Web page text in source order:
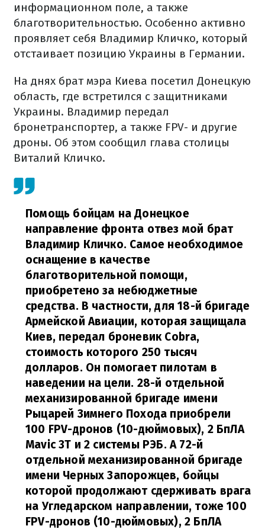
информационном поле, а также
благотворительностью. Особенно активно
проявляет себя Владимир Кличко, который
отстаивает позицию Украины в Германии.
На днях брат мэра Киева посетил Донецкую
область, где встретился с защитниками
Украины. Владимир передал
бронетранспортер, а также FPV- и другие
дроны. Об этом сообщил глава столицы
Виталий Кличко.
Помощь бойцам на Донецкое
направление фронта отвез мой брат
Владимир Кличко. Самое необходимое
оснащение в качестве
благотворительной помощи,
приобретено за небюджетные
средства. В частности, для 18-й бригаде
Армейской Авиации, которая защищала
Киев, передал броневик Cobra,
стоимость которого 250 тысяч
долларов. Он помогает пилотам в
наведении на цели. 28-й отдельной
механизированной бригаде имени
Рыцарей Зимнего Похода приобрели
100 FPV-дронов (10-дюймовых), 2 БпЛА
Mavic 3Т и 2 системы РЭБ. А 72-й
отдельной механизированной бригаде
имени Черных Запорожцев, бойцы
которой продолжают сдерживать врага
на Угледарском направлении, тоже 100
FPV-дронов (10-дюймовых), 2 БпЛА